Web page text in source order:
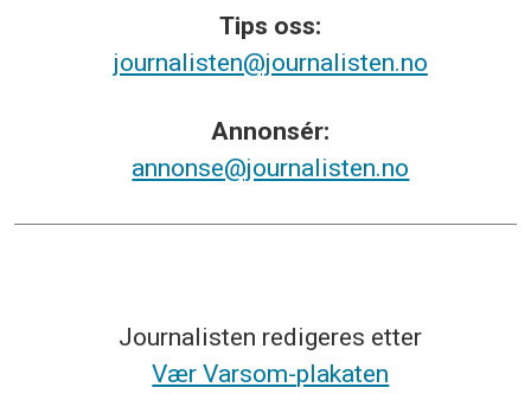
Tips oss:
journalisten@journalisten.no
Annonsér:
annonse@journalisten.no
Journalisten redigeres etter
Vær Varsom-plakaten